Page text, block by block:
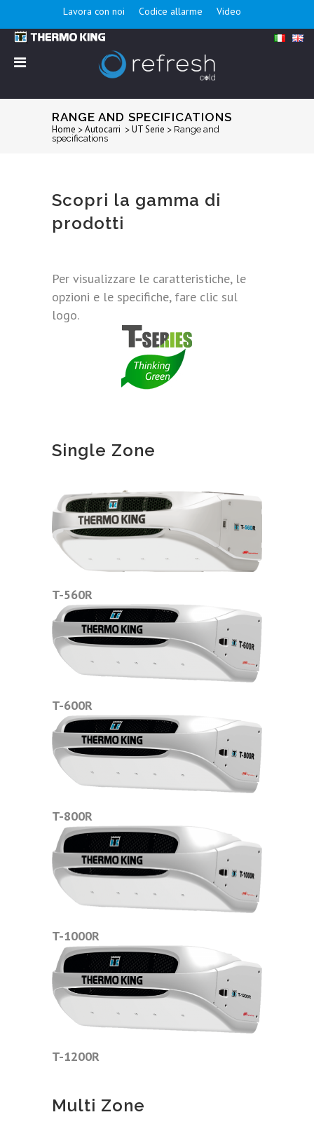
Lavora con noi Codice allarme Video
RANGE AND SPECIFICATIONS
Home > Autocarri > UT Serie > Range and
specifications
Scopri la gamma di
prodotti
Per visualizzare le caratteristiche, le
opzioni e le specifiche, fare clic sul
logo.
Single Zone
T-560R
T-600R
T-800R
T-1000R
T-1200R
Multi Zone